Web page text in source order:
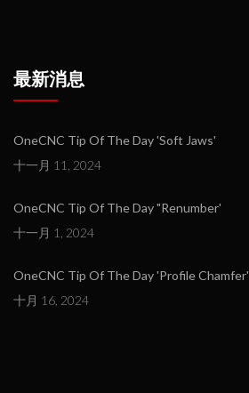
最新消息
OneCNC Tip Of The Day 'Soft Jaws'
十一月 11, 2024
OneCNC Tip Of The Day "Renumber'
十一月 1, 2024
OneCNC Tip Of The Day 'Profile Chamfer'
十月 16, 2024